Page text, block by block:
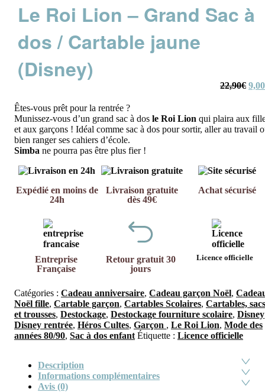
Le Roi Lion – Grand Sac à
dos / Cartable jaune
(Disney)
22,90€ Le
prix
9,00
Êtes-vous prêt pour la rentrée ?
Munissez-vous d’un grand sac à dos le Roi Lion qui plaira aux
et aux garçons ! Idéal comme sac à dos pour sortir, aller au travail
bien ranger ses cahiers d’école.
Simba ne pourra pas être plus fier !
Expédié en moins de
24h
Livraison gratuite
dès 49€
Achat sécurisé
Entreprise
Française
Retour gratuit 30
jours
Licence officielle
Catégories : Cadeau anniversaire, Cadeau garçon Noël,
Noël fille, Cartable garçon, Cartables Scolaires, Cartables, sacs
et trousses, Destockage, Destockage fourniture scolaire, Disney
Disney rentrée, Héros Cultes, Garçon , Le Roi Lion, Mode des
années 80/90, Sac à dos enfant Étiquette : Licence officielle
Description
Informations complémentaires
Avis (0)